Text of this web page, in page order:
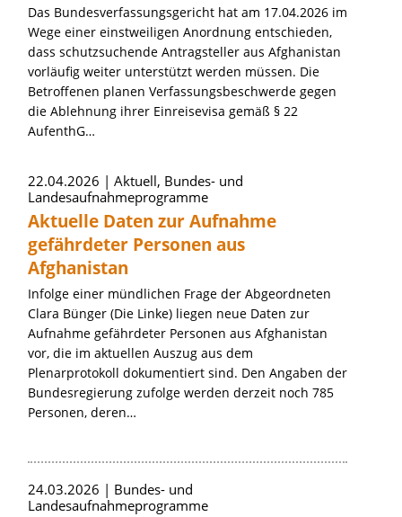
Das Bundesverfassungsgericht hat am 17.04.2026 im
Wege einer einstweiligen Anordnung entschieden,
dass schutzsuchende Antragsteller aus Afghanistan
vorläufig weiter unterstützt werden müssen. Die
Betroffenen planen Verfassungsbeschwerde gegen
die Ablehnung ihrer Einreisevisa gemäß § 22
AufenthG…
22.04.2026
Aktuell, Bundes- und
Landesaufnahmeprogramme
Aktuelle Daten zur Aufnahme
gefährdeter Personen aus
Afghanistan
Infolge einer mündlichen Frage der Abgeordneten
Clara Bünger (Die Linke) liegen neue Daten zur
Aufnahme gefährdeter Personen aus Afghanistan
vor, die im aktuellen Auszug aus dem
Plenarprotokoll dokumentiert sind. Den Angaben der
Bundesregierung zufolge werden derzeit noch 785
Personen, deren…
24.03.2026
Bundes- und
Landesaufnahmeprogramme